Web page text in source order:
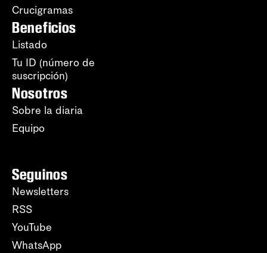
Crucigramas
Beneficios
Listado
Tu ID (número de
suscripción)
Nosotros
Sobre la diaria
Equipo
Seguinos
Newsletters
RSS
YouTube
WhatsApp